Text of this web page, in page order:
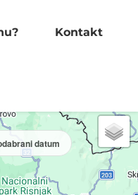
Kontakt
datum